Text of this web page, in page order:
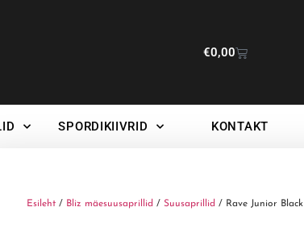
€0,00
SPORDIKIIVRID KONTAKT
Esileht / Bliz mäesuusaprillid /Suusaprillid / Rave Junior Black